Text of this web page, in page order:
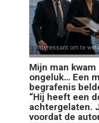
Interessant om te
Mijn man
ongeluk… Een
begrafenis
“Hij heeft een
achtergelaten.
voordat de